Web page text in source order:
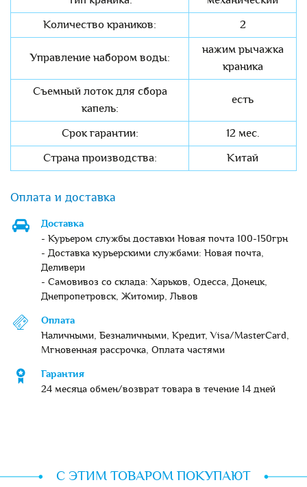
Количество краников:
2
Управление набором воды:
нажим рычажка
краника
Съемный лоток для сбора
капель:
есть
Срок гарантии:
12 мес.
Страна производства:
Китай
Оплата и доставка
Доставка
- Курьером службы доставки Новая почта 100-150грн
- Доставка курьерскими службами: Новая почта,
Деливери
- Самовивоз со склада: Харьков, Одесса, Донецк,
Днепропетровск, Житомир, Львов
Оплата
Наличными, Безналичными, Кредит, Visa/MasterCard,
Мгновенная рассрочка, Оплата частями
Гарантия
24 месяца обмен/возврат товара в течение 14 дней
С ЭТИМ ТОВАРОМ ПОКУПАЮТ